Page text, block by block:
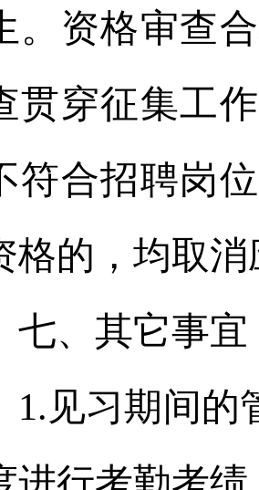
。资格审查
贯穿征集工
符合招聘岗
格的，均取
、其它事宜
习期间的管